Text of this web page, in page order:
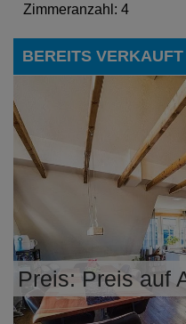
Zimmeranzahl: 4
Preis: Preis auf